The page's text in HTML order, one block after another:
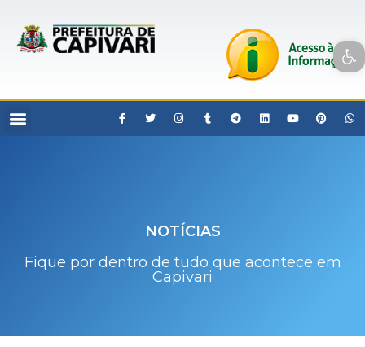
Open toolbar
NOTÍCIAS
Fique por dentro de tudo que acontece em
Capivari